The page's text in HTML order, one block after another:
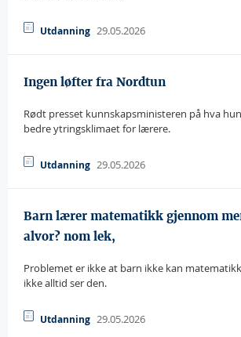
Utdanning 29.05.2026
Ingen løfter fra Nordtun
Rødt presset kunnskapsministeren på hva
bedre ytringsklimaet for lærere.
Utdanning 29.05.2026
Barn lærer matematikk gjennom
alvor? nom lek,
Problemet er ikke at barn ikke kan
ikke alltid ser den.
Utdanning 29.05.2026